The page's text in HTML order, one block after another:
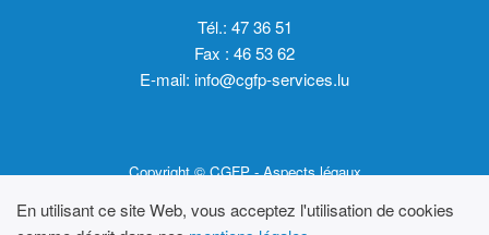
Tél.: 47 36 51
Fax : 46 53 62
E-mail: info@cgfp-services.lu
Copyright © CGFP -Aspects légaux
En utilisant ce site Web, vous acceptez l'utilisation de cookies